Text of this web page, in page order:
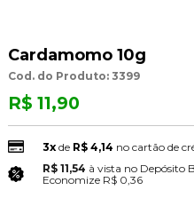
Cardamomo 10g
Cod. do Produto: 3399
R$ 11,90
3xde R$ 4,14 no cartão de
R$ 11,54 à vista no Depósito
Economize R$ 0,36